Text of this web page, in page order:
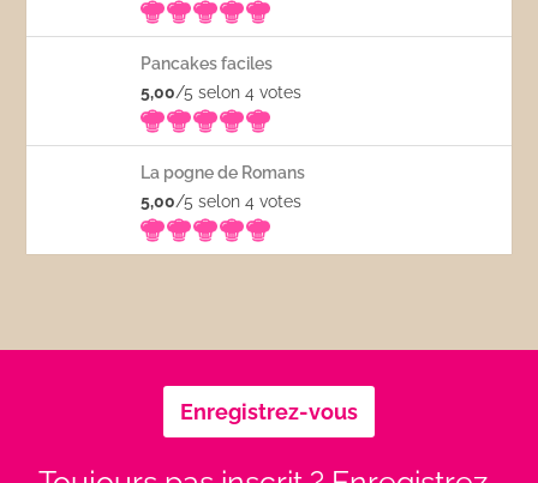
Pancakes faciles
5,00/5 selon 4votes
La pogne de Romans
5,00/5 selon 4votes
Enregistrez-vous